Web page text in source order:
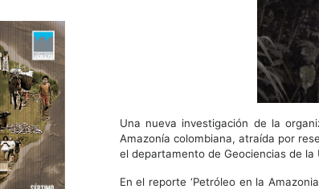
Una nueva investigación de la
Amazonía colombiana, atraída por
el departamento de Geociencias de la
En el reporte ‘Petróleo en la